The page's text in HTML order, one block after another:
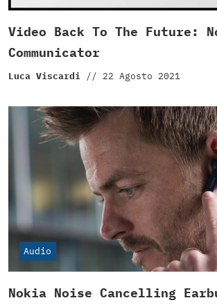
Video Back To The Future:
Communicator
Luca Viscardi // 22 Agosto 2021
Audio
Nokia Noise Cancelling